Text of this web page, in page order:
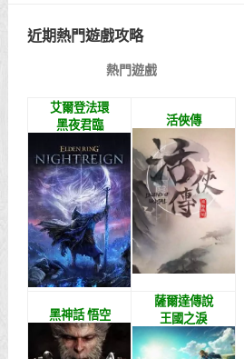
近期熱門遊戲攻略
熱門遊戲
艾爾登法環
黑夜君臨
活俠傳
黑神話 悟空
薩爾達傳說
王國之淚